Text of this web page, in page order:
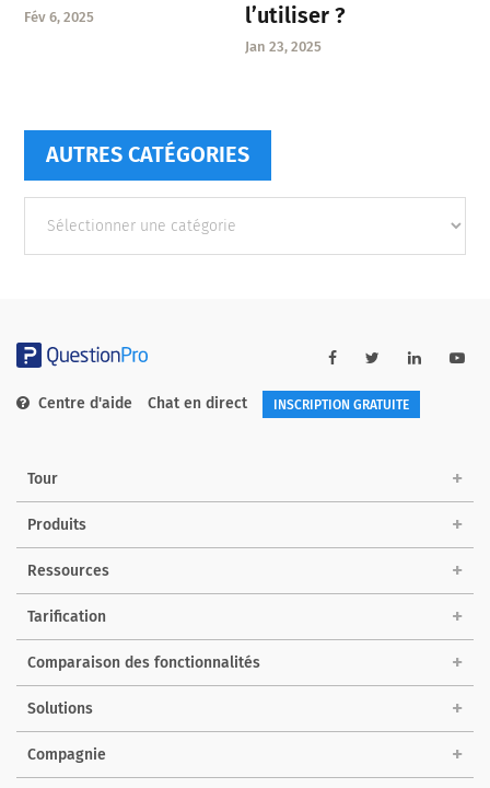
Fév 6, 2025
l’utiliser ?
Jan 23, 2025
AUTRES CATÉGORIES
catégories
Centre d'aide Chat en direct INSCRIPTION GRATUITE
Tour
Produits
Ressources
Tarification
Comparaison des fonctionnalités
Solutions
Compagnie